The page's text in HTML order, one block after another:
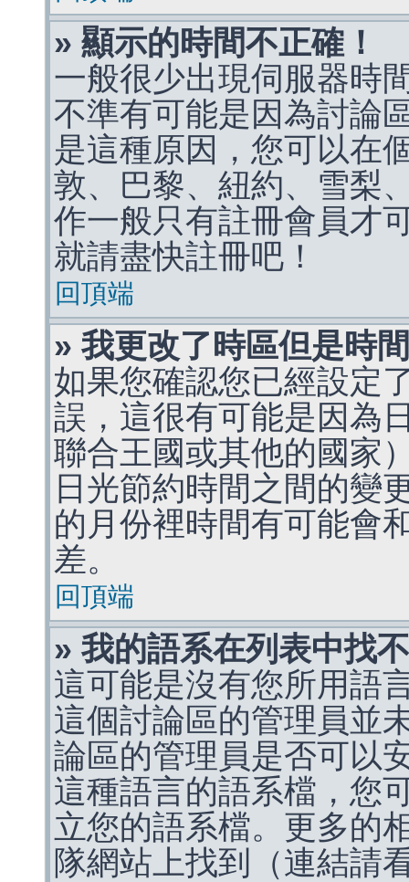
» 顯示的時間不正確！
一般很少出現伺服器時
不準有可能是因為討論
是這種原因，您可以在
敦、巴黎、紐約、雪梨
作一般只有註冊會員才
就請盡快註冊吧！
回頂端
» 我更改了時區但是時
如果您確認您已經設定
誤，這很有可能是因為
聯合王國或其他的國家
日光節約時間之間的變
的月份裡時間有可能會
差。
回頂端
» 我的語系在列表中找
這可能是沒有您所用語
這個討論區的管理員並
論區的管理員是否可以
這種語言的語系檔，您
立您的語系檔。更多的
隊網站上找到（連結請